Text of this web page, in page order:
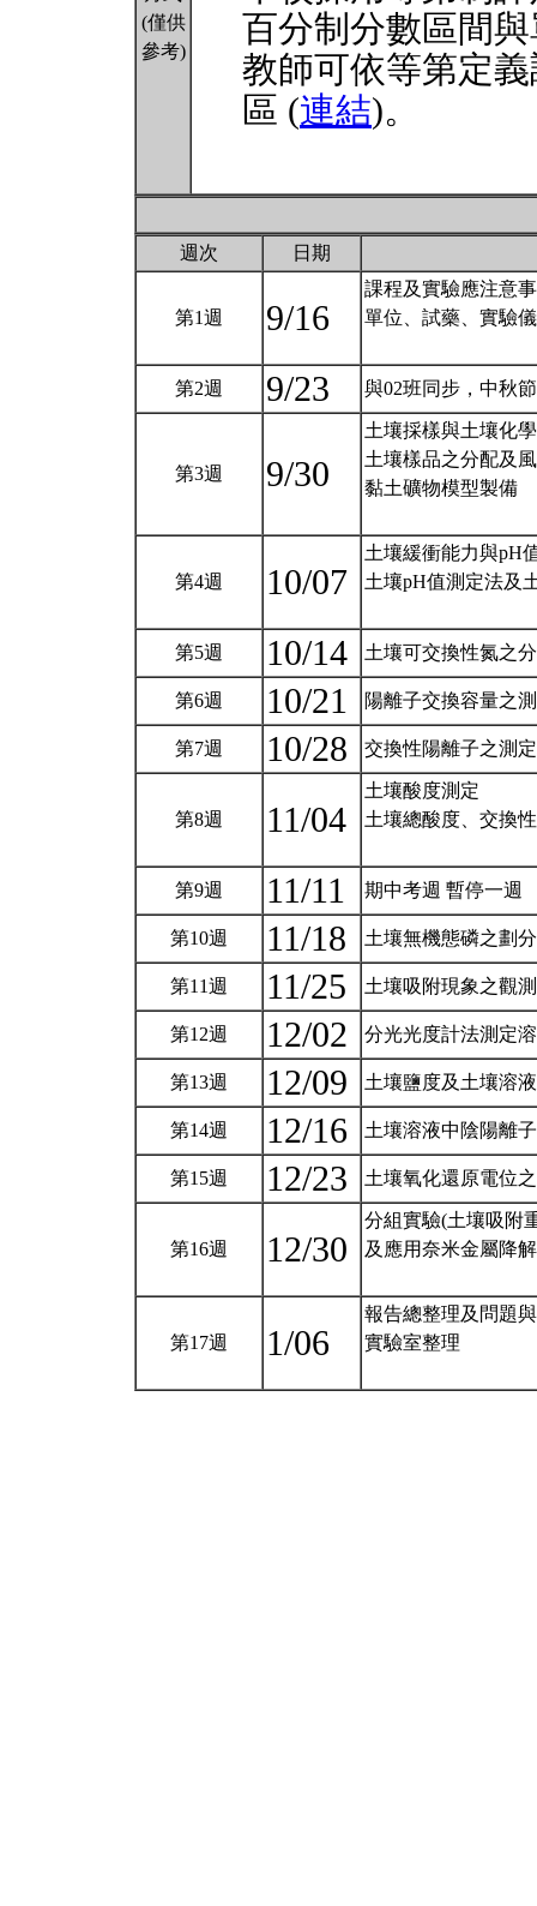
(僅供
參考)
百分制分數區間
教師可依等第定
區 (連結)。
週次 日期
第1週 9/16
課程及實驗應注意
單位、試藥、實驗
第2週 9/23 與02班同步，中秋
第3週 9/30
土壤採樣與土壤化
土壤樣品之分配及
黏土礦物模型製備
第4週 10/07
土壤緩衝能力與pH
土壤pH值測定法及
第5週 10/14 土壤可交換性氮之
第6週 10/21 陽離子交換容量之
第7週 10/28 交換性陽離子之測
第8週 11/04
土壤酸度測定
土壤總酸度、交換
第9週 11/11 期中考週 暫停一週
第10週 11/18 土壤無機態磷之劃
第11週 11/25 土壤吸附現象之觀
第12週 12/02 分光光度計法測定
第13週 12/09 土壤鹽度及土壤溶
第14週 12/16 土壤溶液中陰陽離
第15週 12/23 土壤氧化還原電位
第16週 12/30
分組實驗(土壤吸附
及應用奈米金屬降
第17週 1/06
報告總整理及問題
實驗室整理